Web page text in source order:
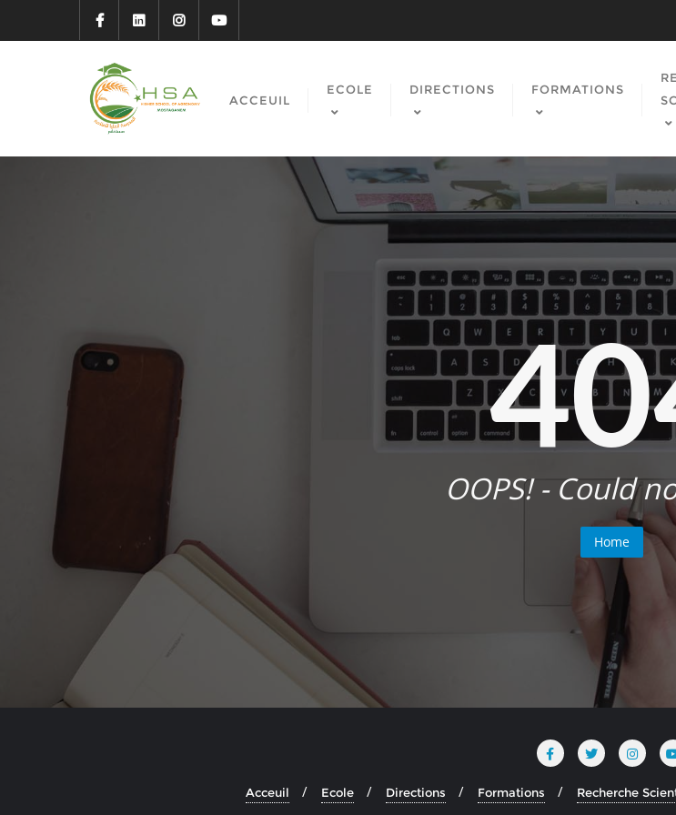
ACCEUIL
ECOLE DIRECTIONS FORMATIONS
OOPS! - Could
Home
Acceuil Ecole Directions Formations Recherche